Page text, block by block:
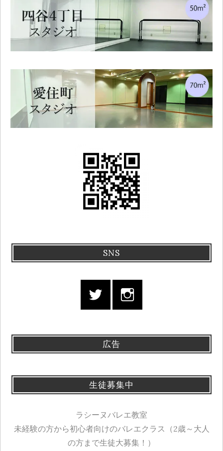
SNS
広告
生徒募集中
ラシーヌバレエ教室
未経験の方から初心者向けのバレエクラス（2歳～大人
の方まで生徒大募集！）